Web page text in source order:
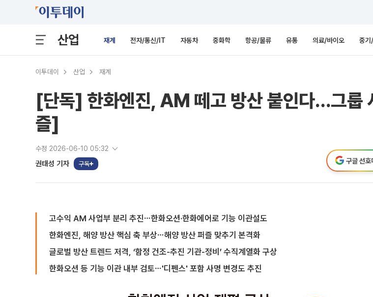
산업 재계 전자/통신/IT 자동차 중화학 항공/물류 유통 의료/바이오 중기
이투데이 산업 재계
[단독] 한화엔진, AM 떼고 방산 붙인다…그룹
즐]
수정 2026-06-10 05:32
권태성 기자 구독 구글 선호
고수익 AM 사업부 분리 추진⋯한화오션·한화에어로 기능 이관설도
한화엔진, 해양 방산 핵심 축 부상⋯해양 방산 퍼즐 맞추기 본격화
글로벌 방산 트렌드 저격, ‘함정 건조-추진 기관-정비’ 수직계열화 구상
한화오션 등 기능 이관 내부 검토⋯'디펜스' 포함 사명 변경도 추진